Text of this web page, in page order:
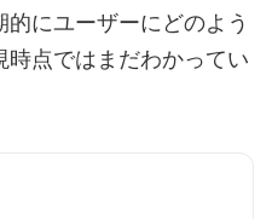
にユーザーにどのよう
点ではまだわかってい